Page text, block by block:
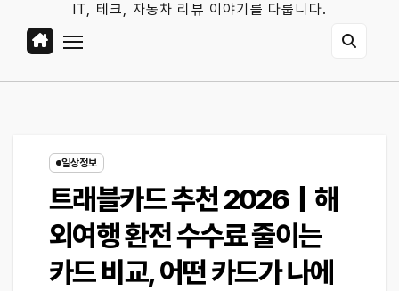
IT, 테크, 자동차 리뷰 이야기를 다룹니다.
일상정보
트래블카드 추천 2026｜해
외여행 환전 수수료 줄이는
카드 비교, 어떤 카드가 나에